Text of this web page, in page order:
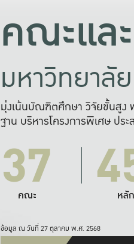
คณะแล
มหาวิทยาลั
มุ่งเน้นบัณฑิตศึกษา วิจัยขั้นสูง
ฐาน บริหารโครงการพิเศษ ปร
37
คณะ หลั
ข้อมูล ณ วันที่ 27 ตุลาคม พ.ศ. 2568